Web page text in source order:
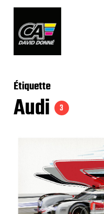
Étiquette
Audi 3